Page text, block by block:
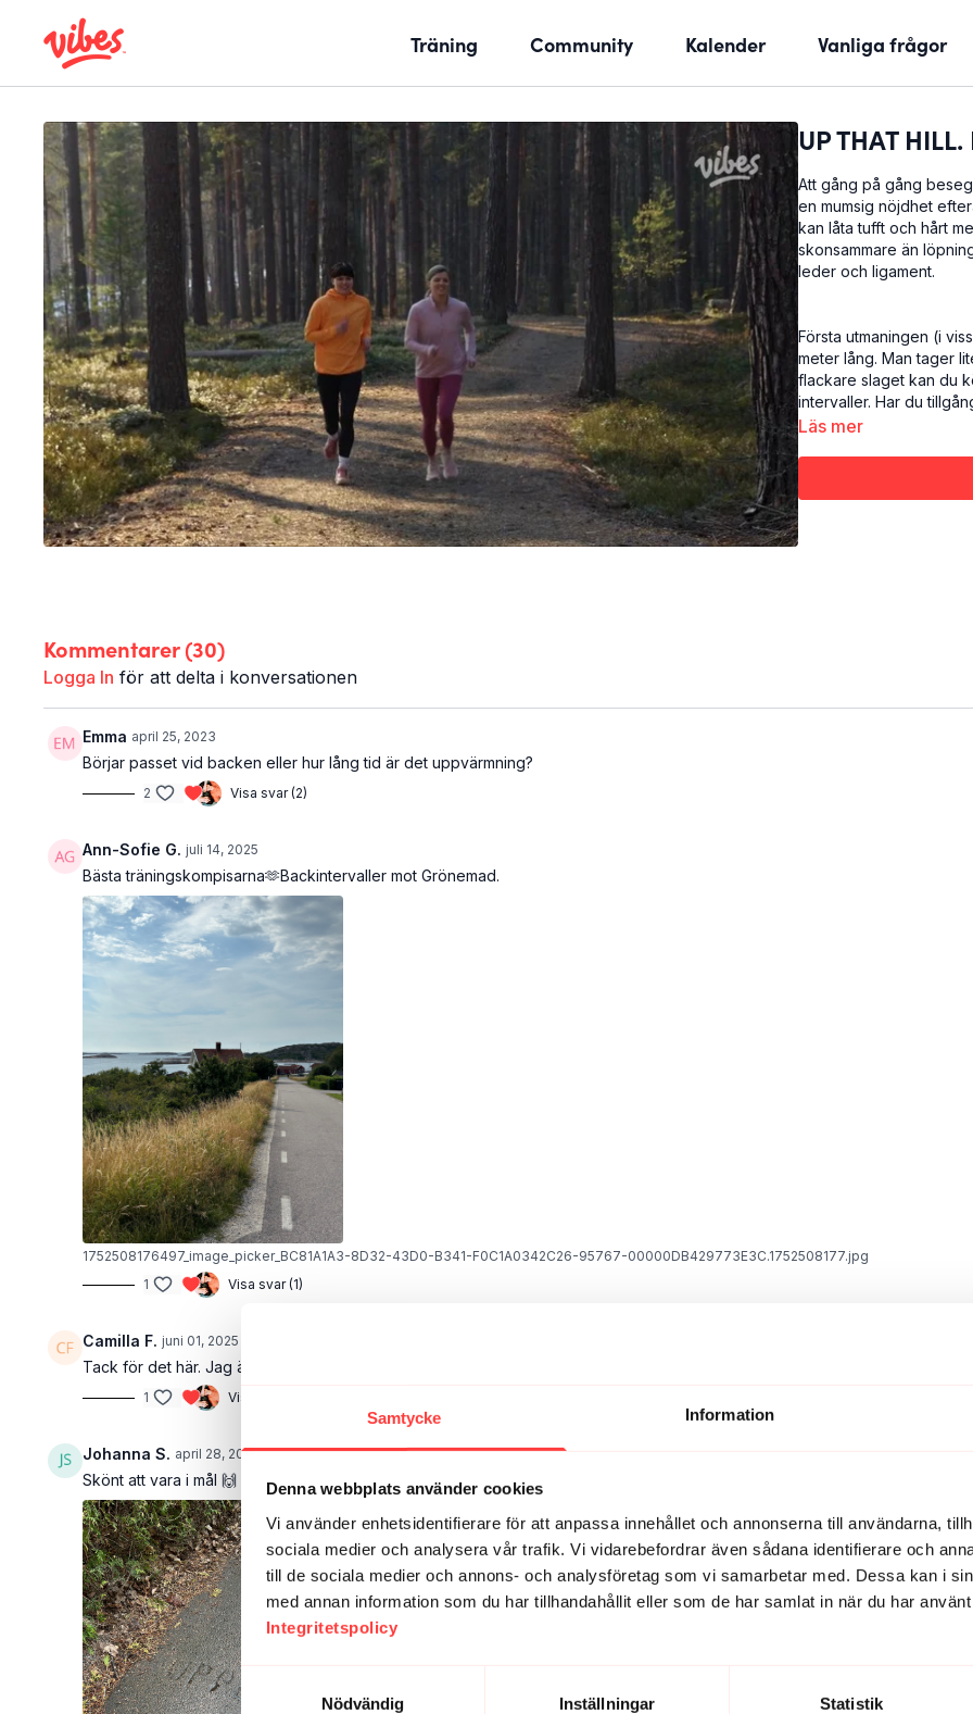
Samtycke Information
Denna webbplats använder cookies
Vi använder enhetsidentifierare för att anpassa innehållet och annonserna till användarna,
sociala medier och analysera vår trafik. Vi vidarebefordrar även sådana identifierare och
till de sociala medier och annons- och analysföretag som vi samarbetar med. Dessa kan i
med annan information som du har tillhandahållit eller som de har samlat in när du har
Integritetspolicy
Samtyckesval
Nödvändig
Inställningar Statistik
Träning Community Kalender Vanliga frågor
UP THAT
Att gång på gång
en mumsig nöjdhet
kan låta tufft och hårt
skonsammare än
leder och ligament.
Första utmaningen (i
meter lång. Man tager
flackare slaget kan du
intervaller. Har du
Passet börjar med 7
Läs mer
Kommentarer (30)
Logga In för att delta i konversationen
Emma april 25, 2023
Börjar passet vid backen eller hur lång tid är det uppvärmning?
2 Visa svar (2)
Ann-Sofie G. juli 14, 2025
Bästa träningskompisarna🫶Backintervaller mot Grönemad.
1752508176497_image_picker_BC81A1A3-8D32-43D0-B341-F0C1A0342C26-95767-00000DB429773E3C.1752508177.jpg
1
Visa svar (1)
Camilla F. juni 01, 2025
Tack för det här. Jag är I Lissabon o här finns det branta backar 😁😁😎
1 Visa svar (1)
Johanna S. april 28, 2025
Skönt att vara i mål 🙌 Kolla vilken bra backe jag hittat. Bästa peppen när man kommer upp 😅 tack för sällskap!!